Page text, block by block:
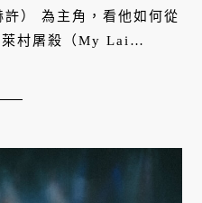
） 為主角，看他如何從
村屠殺（My Lai